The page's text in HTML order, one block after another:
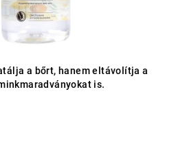
a bőrt, hanem eltávolítja a
is.